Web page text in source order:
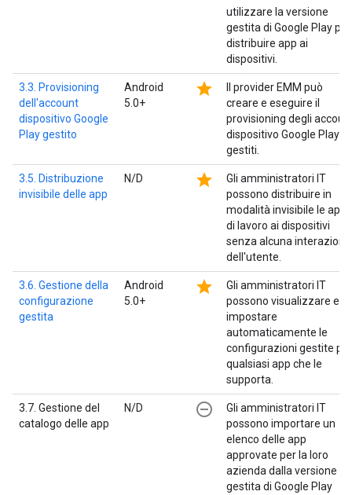
utilizzare la versione
gestita di Google Play per
distribuire app ai
dispositivi.
3.3. Provisioning
dell'account
dispositivo Google
Play gestito
Android
5.0+
star
Il provider EMM può
creare e eseguire il
provisioning degli
dispositivo Google Play
gestiti.
3.5. Distribuzione
invisibile delle app
N/D star
Gli amministratori IT
possono distribuire in
modalità invisibile le app
di lavoro ai dispositivi
senza alcuna interazione
dell'utente.
3.6. Gestione della
configurazione
gestita
Android
5.0+
star
Gli amministratori IT
possono visualizzare e
impostare
automaticamente le
configurazioni gestite per
qualsiasi app che le
supporta.
3.7. Gestione del
catalogo delle app
N/D remove_circle_outline
Gli amministratori IT
possono importare un
elenco delle app
approvate per la loro
azienda dalla versione
gestita di Google Play